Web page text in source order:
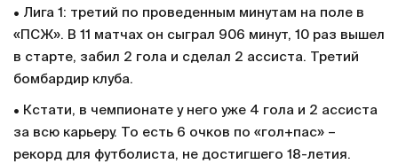
• Лига 1: третий по проведенным минутам на поле в
«ПСЖ». В 11 матчах он сыграл 906 минут, 10 раз вышел
в старте, забил 2 гола и сделал 2 ассиста. Третий
бомбардир клуба.
• Кстати, в чемпионате у него уже 4 гола и 2 ассиста
за всю карьеру. То есть 6 очков по «гол+пас» –
рекорд для футболиста, не достигшего 18-летия.